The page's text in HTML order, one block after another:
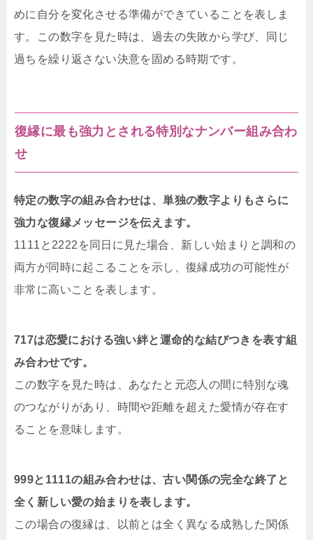
めに自分を変化させる準備ができていることを表しま
す。この数字を見た時は、過去の失敗から学び、同じ
過ちを繰り返さない決意を固める時期です。
復縁に最も強力とされる特別なナンバー組み合わ
せ
特定の数字の組み合わせは、単独の数字よりもさらに
強力な復縁メッセージを伝えます。
1111と2222を同日に見た場合、新しい始まりと調和の
両方が同時に起こることを示し、復縁成功の可能性が
非常に高いことを表します。
717は恋愛における強い絆と運命的な結びつきを表す組
み合わせです。
この数字を見た時は、あなたと元恋人の間に特別な魂
のつながりがあり、時間や距離を超えた愛情が存在す
ることを意味します。
999と1111の組み合わせは、古い関係の完全な終了と
全く新しい愛の始まりを表します。
この場合の復縁は、以前とは全く異なる成熟した関係